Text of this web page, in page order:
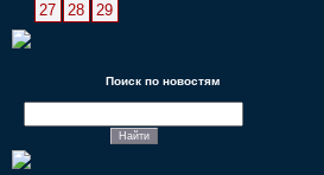
27
28 29
Поиск по новостям